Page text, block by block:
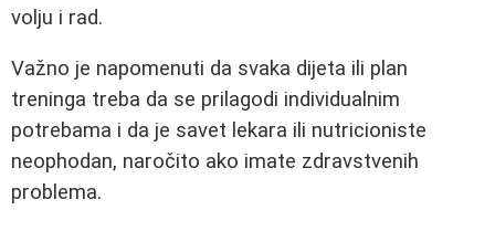
volju i rad.
Važno je napomenuti da svaka dijeta ili plan
treninga treba da se prilagodi individualnim
potrebama i da je savet lekara ili nutricioniste
neophodan, naročito ako imate zdravstvenih
problema.